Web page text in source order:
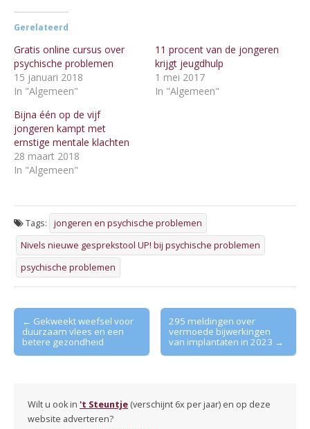
Gerelateerd
Gratis online cursus over
psychische problemen
15 januari 2018
In "Algemeen"
11 procent van de jongeren
krijgt jeugdhulp
1 mei 2017
In "Algemeen"
Bijna één op de vijf
jongeren kampt met
ernstige mentale klachten
28 maart 2018
In "Algemeen"
Tags:
jongeren en psychische problemen
Nivels nieuwe gesprekstool UP! bij psychische problemen
psychische problemen
Post
navigation
← Gekweekt weefsel voor
duurzaam vlees en een
betere gezondheid
295 meldingen over
vermoede bijwerkingen
van implantaten in 2023 →
Wilt u ook in 't Steuntje (verschijnt 6x per jaar) en op deze
website adverteren?